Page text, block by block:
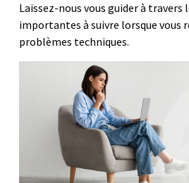
Laissez-nous vous guider à travers
importantes à suivre lorsque vous
problèmes techniques.